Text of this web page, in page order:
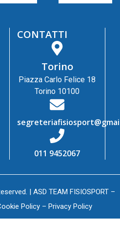
CONTATTI
Torino
Piazza Carlo Felice 18
Torino 10100
011 9452067
| ASD TEAM FISIOSPORT –
Policy– Privacy Policy